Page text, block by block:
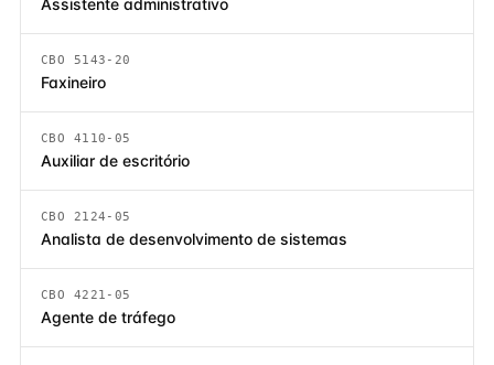
Assistente administrativo
CBO 5143-20
Faxineiro
CBO 4110-05
Auxiliar de escritório
CBO 2124-05
Analista de desenvolvimento de sistemas
CBO 4221-05
Agente de tráfego